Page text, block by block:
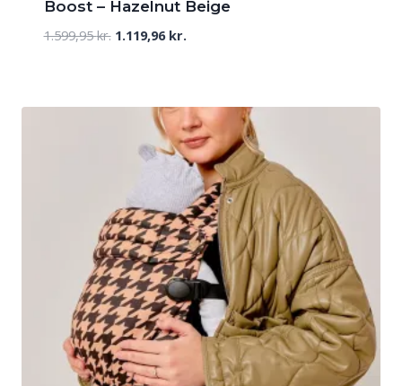
Boost – Hazelnut Beige
1.599,95kr. Den
1.599,95 kr..
1.119,96 kr.
1.119,96 kr..